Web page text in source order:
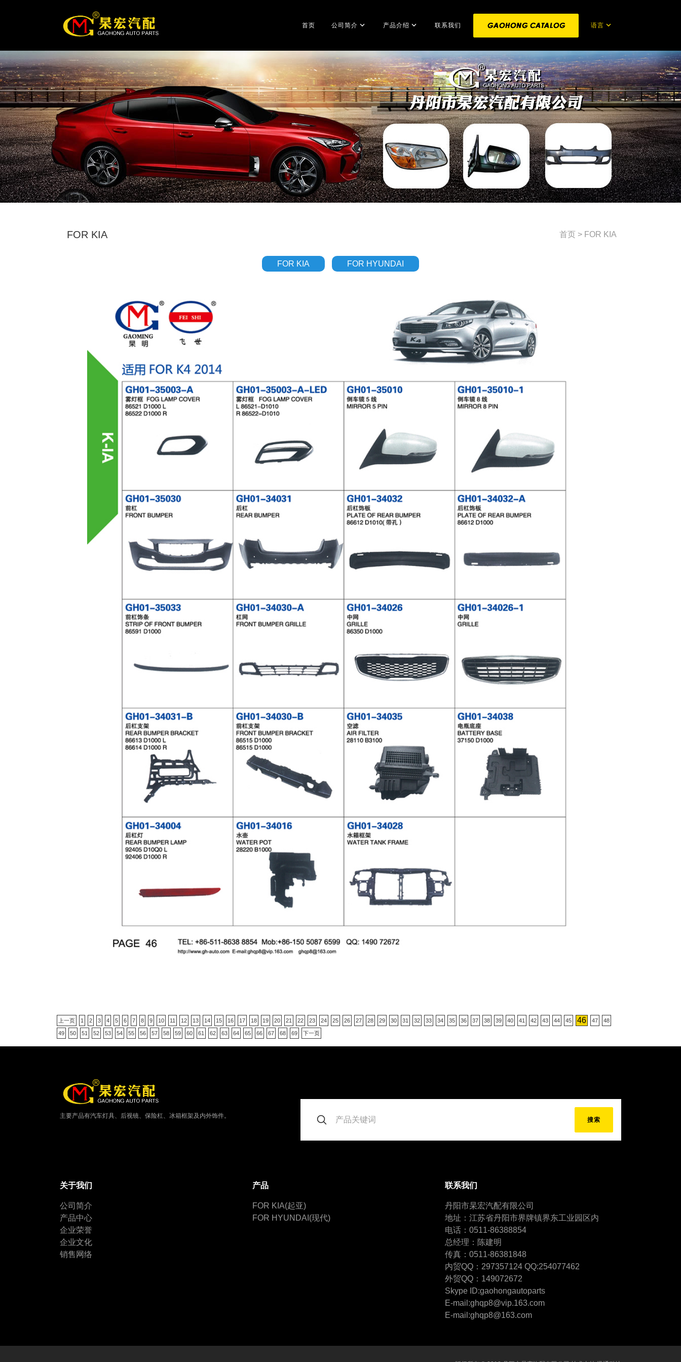
首页 公司简介 产品介绍 联系我们 语言
FOR KIA 首页 > FOR KIA
FOR KIA FOR HYUNDAI
上一页 1 2 3 4 5 6 7 8 9 10 11 12 13 14 15 16 17 18 19 20 21 22 23 24 25 26 27 28 29 30 31 32 33 34 35 36 37 38 39 40 41 42 43 44 45 46 47 48
49 50 51 52 53 54 55 56 57 58 59 60 61 62 63 64 65 66 67 68 69 下一页
主要产品有汽车灯具、后视镜、保险杠、冰箱框架及内外饰件。
搜索
关于我们
公司简介
产品中心
企业荣誉
企业文化
销售网络
产品
FOR KIA(起亚)
FOR HYUNDAI(现代)
联系我们
丹阳市杲宏汽配有限公司
地址：江苏省丹阳市界牌镇界东工业园区内
电话：0511-86388854
总经理：陈建明
传真：0511-86381848
内贸QQ：297357124 QQ:254077462
外贸QQ：149072672
Skype ID:gaohongautoparts
E-mail:ghqp8@vip.163.com
E-mail:ghqp8@163.com